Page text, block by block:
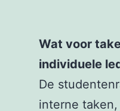
Wat voor
individuele
De
interne